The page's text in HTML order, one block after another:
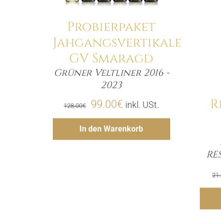
Probierpaket
Jahgangsvertikale
GV Smaragd
Grüner Veltliner 2016 -
2023
128.00€
Ursprünglicher
Preis
war:
99.00€ Aktueller
Preis
ist:
inkl. USt.
In den Warenkorb
Menge
Hinzufügen
Details